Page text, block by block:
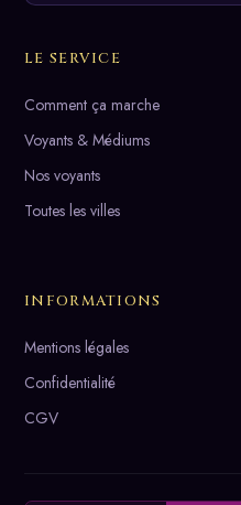
LE SERVICE
Comment ça marche
Voyants & Médiums
Nos voyants
Toutes les villes
INFORMATIONS
Mentions légales
Confidentialité
CGV